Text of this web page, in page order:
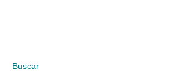
Buscar